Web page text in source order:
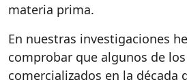
materia prima.
En nuestras investigaciones
comprobar que algunos de
comercializados en la década